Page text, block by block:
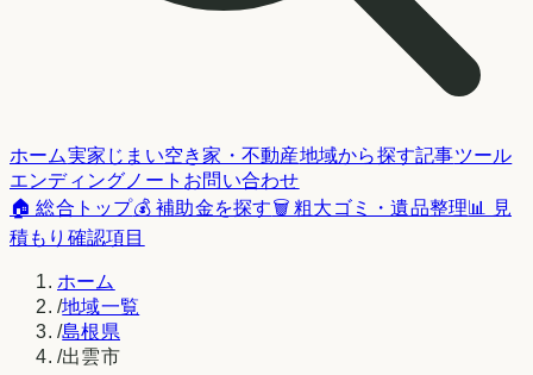
ホーム実家じまい空き家・不動産地域から探す記事ツール
エンディングノート お問い合わせ
🏠 総合トップ💰 補助金を探す🗑️ 粗大ゴミ・遺品整理📊 見
積もり確認項目
ホーム
/地域一覧
/島根県
/出雲市